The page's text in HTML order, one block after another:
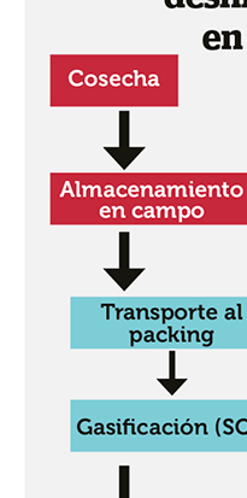
calidad
exportación